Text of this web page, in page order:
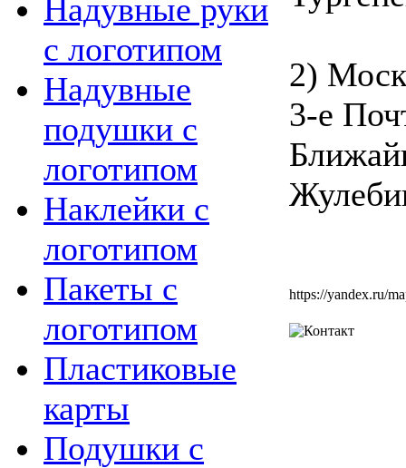
Надувные руки
с логотипом
Надувные
подушки с
логотипом
Наклейки с
логотипом
Пакеты с
логотипом
Пластиковые
карты
Подушки с
2)
3-е
https://yandex.ru/